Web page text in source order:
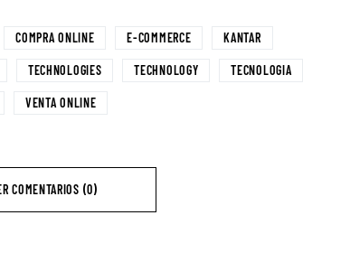
COMPRA ONLINE E-COMMERCE KANTAR
TECHNOLOGIES TECHNOLOGY TECNOLOGIA
VENTA ONLINE
COMENTARIOS (0)